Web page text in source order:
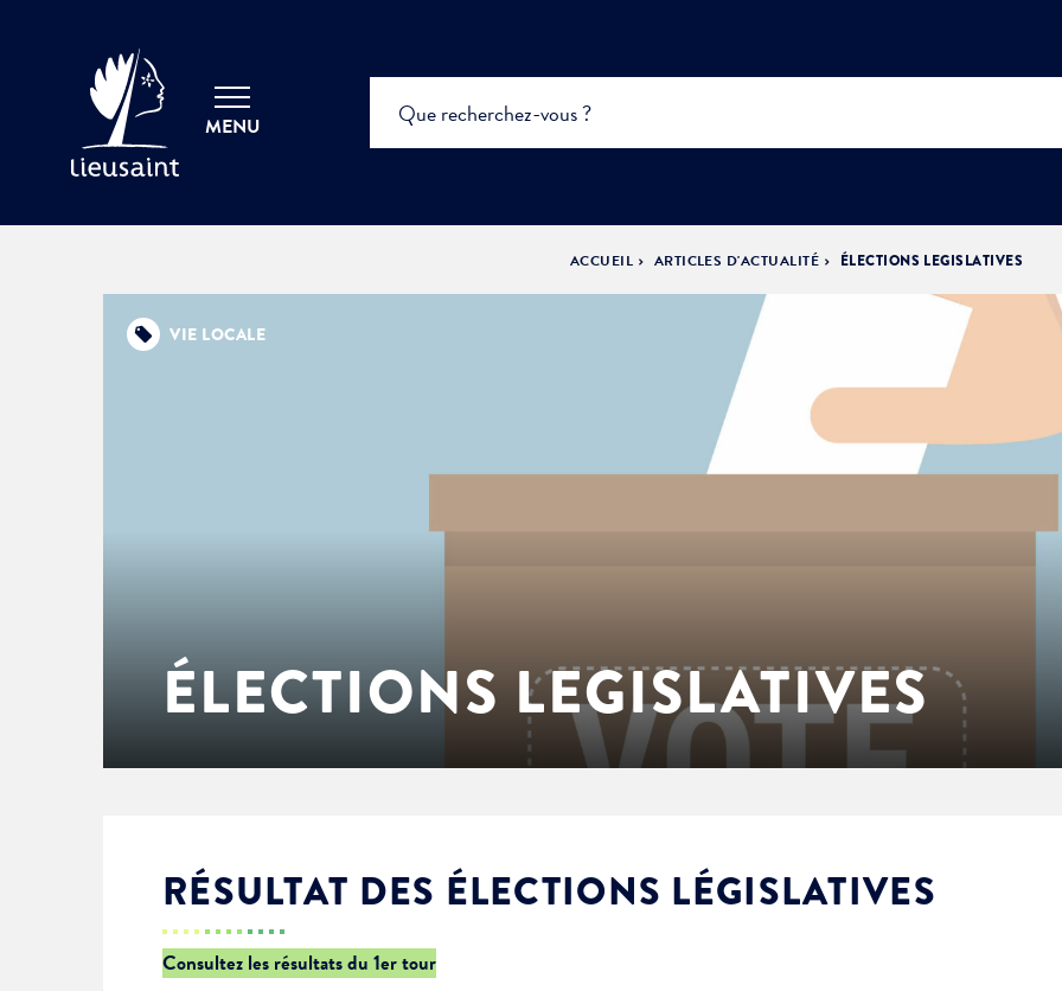
MENU
INFOS
Cadre de vie
Culture
Solidarité
Annuaires & carte interactive
Logement
État-civil & papiers
Location de salles
Urbanisme
ACTUALITÉS &
ÉVÈNEMENTS
Séances du Conseil municipal
Actes administratifs
Ville éducative
Ville écologique
DÉMOCRATIE
PARTICIPATIVE
ACCUEIL ARTICLES D'ACTUALITÉ ÉLECTIONS LEGISLATIVES
VIE LOCALE
ÉLECTIONS LEGISLATIVES
RÉSULTAT DES ÉLECTIONS LÉGISLATIVES
Consultez les résultats du 1er tour